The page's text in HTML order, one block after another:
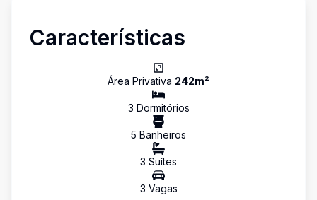
Características
Área Privativa 242m²
3 Dormitórios
5 Banheiros
3 Suítes
3 Vagas